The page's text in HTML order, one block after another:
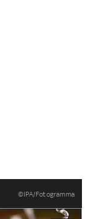
©IPA/Fotogramma